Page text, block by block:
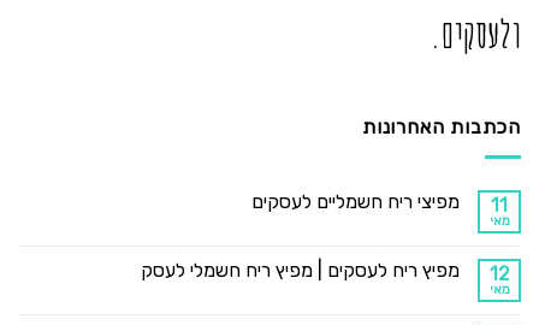
ולעסקים.
הכתבות האחרונות
11
מאי
מפיצי ריח חשמליים לעסקים
12
מאי
מפיץ ריח לעסקים | מפיץ ריח חשמלי לעסק